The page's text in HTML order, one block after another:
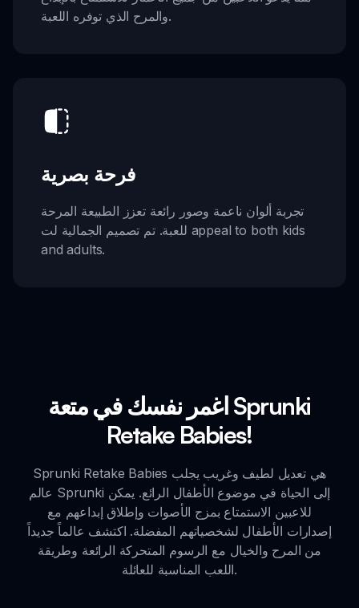
والمرح الذي توفره اللعبة.
فرحة بصرية
تجربة ألوان ناعمة وصور رائعة تعزز الطبيعة المرحة
للعبة. تم تصميم الجمالية لت appeal to both kids
and adults.
اغمر نفسك في متعة Sprunki
Retake Babies!
Sprunki Retake Babies هي تعديل لطيف وغريب يجلب
عالم Sprunki إلى الحياة في موضوع الأطفال الرائع. يمكن
للاعبين الاستمتاع بمزج الأصوات وإطلاق إبداعهم مع
إصدارات الأطفال لشخصياتهم المفضلة. اكتشف عالماً جديداً
من المرح والخيال مع الرسوم المتحركة الرائعة وطريقة
اللعب المناسبة للعائلة.